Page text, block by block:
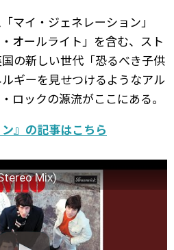
マイ・ジェネレーション」
オールライト」を含む、スト
の新しい世代「恐るべき子供
ギーを見せつけるようなアル
ロックの源流がここにある。
』の記事はこちら
Mix)